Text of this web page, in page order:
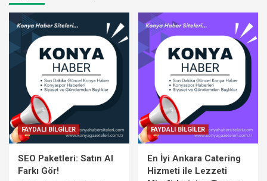
FAYDALI BİLGİLER
SEO Paketleri: Satın Al
Farkı Gör!
FAYDALI BİLGİLER
En İyi Ankara Catering
Hizmeti ile Lezzeti